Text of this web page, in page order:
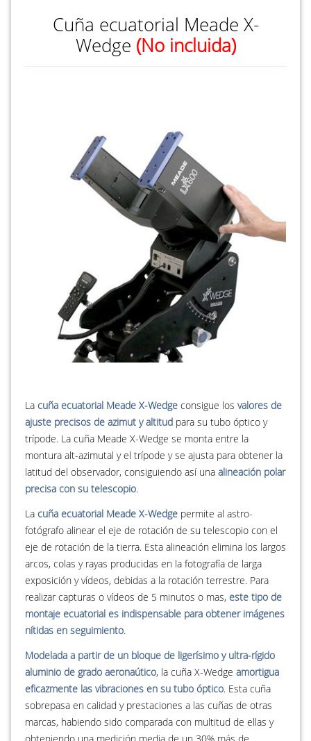
Cuña ecuatorial Meade X-
Wedge (No incluida)
La cuña ecuatorial Meade X-Wedge consigue los valores de
ajuste precisos de azimut y altitud para su tubo óptico y
trípode. La cuña Meade X-Wedge se monta entre la
montura alt-azimutal y el trípode y se ajusta para obtener la
latitud del observador, consiguiendo así una alineación polar
precisa con su telescopio.
La cuña ecuatorial Meade X-Wedge permite al astro-
fotógrafo alinear el eje de rotación de su telescopio con el
eje de rotación de la tierra. Esta alineación elimina los largos
arcos, colas y rayas producidas en la fotografía de larga
exposición y vídeos, debidas a la rotación terrestre. Para
realizar capturas o vídeos de 5 minutos o mas, este tipo de
montaje ecuatorial es indispensable para obtener imágenes
nítidas en seguimiento.
Modelada a partir de un bloque de ligerísimo y ultra-rígido
aluminio de grado aeronaútico, la cuña X-Wedge amortigua
eficazmente las vibraciones en su tubo óptico. Esta cuña
sobrepasa en calidad y prestaciones a las cuñas de otras
marcas, habiendo sido comparada con multitud de ellas y